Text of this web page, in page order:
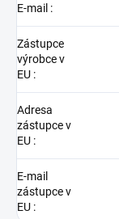
E-mail :
Zástupce
výrobce v
EU :
Adresa
zástupce v
EU :
E-mail
zástupce v
EU :